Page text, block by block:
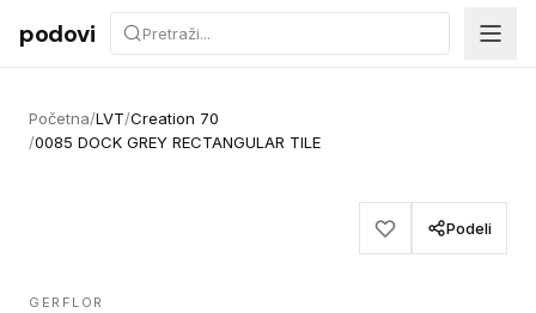
Preskoči na sadržaj
podovi
Početna/LVT/Creation 70
/0085 DOCK GREY RECTANGULAR TILE
Podeli
GERFLOR